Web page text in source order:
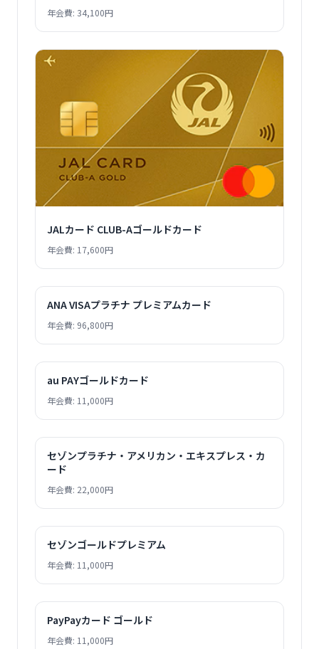
年会費: 34,100円
JALカード CLUB-Aゴールドカード
年会費: 17,600円
ANA VISAプラチナ プレミアムカード
年会費: 96,800円
au PAYゴールドカード
年会費: 11,000円
セゾンプラチナ・アメリカン・エキスプレス・カ
ード
年会費: 22,000円
セゾンゴールドプレミアム
年会費: 11,000円
PayPayカード ゴールド
年会費: 11,000円